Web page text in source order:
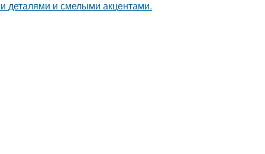
деталями и смелыми акцентами.